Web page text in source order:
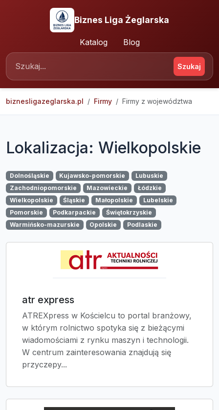
Biznes Liga Żeglarska
Katalog Blog
Szukaj
biznesligazeglarska.pl Firmy Firmy z województwa
Lokalizacja: Wielkopolskie
Dolnośląskie Kujawsko-pomorskie
Lubuskie
Zachodniopomorskie
Mazowieckie
Łódzkie
Wielkopolskie
Śląskie Małopolskie
Lubelskie
Pomorskie
Podkarpackie
Świętokrzyskie
Warmińsko-mazurskie
Opolskie Podlaskie
atr express
ATREXpress w Kościelcu to portal branżowy,
w którym rolnictwo spotyka się z bieżącymi
wiadomościami z rynku maszyn i technologii.
W centrum zainteresowania znajdują się
przyczepy...